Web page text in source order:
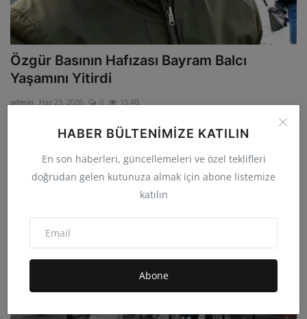
HABER BÜLTENIMIZE KATILIN
En son haberleri, güncellemeleri ve özel teklifleri
doğrudan gelen kutunuza almak için abone listemize
katılın
Abone
Özgür Basının Hafızası Bayram Balcı
Yaşamını Yitirdi
admin Haz 23, 2026 0 15.4B
34 yılı aşkın gazetecilik mücadelesi veren, Özgür Basın geleneğinin
öncü isimler...